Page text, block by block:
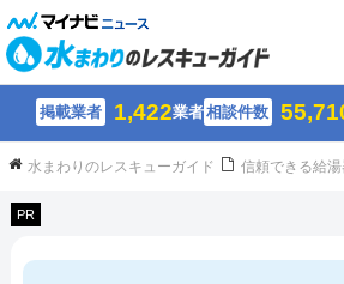
掲載業者 1,422業者相談件数
水まわりのレスキューガイド 信頼できる給
PR